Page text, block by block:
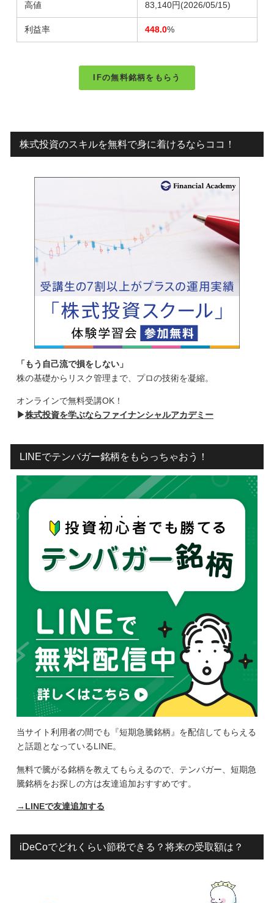
高値 83,140円 (2026/05/15)
利益率 448.0%
IFの無料銘柄をもらう
株式投資のスキルを無料で身に着けるならココ！
「もう自己流で損をしない」
株の基礎からリスク管理まで、プロの技術を凝縮。
オンラインで無料受講OK！
▶株式投資を学ぶならファイナンシャルアカデミー
LINEでテンバガー銘柄をもらっちゃおう！
当サイト利用者の間でも『短期急騰銘柄』を配信してもらえる
と話題となっているLINE。
無料で騰がる銘柄を教えてもらえるので、テンバガー、短期急
騰銘柄をお探しの方は友達追加おすすめです。
→LINEで友達追加する
iDeCoでどれくらい節税できる？将来の受取額は？